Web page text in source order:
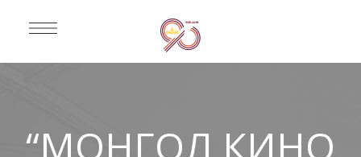
“МОНГОЛ КИНО